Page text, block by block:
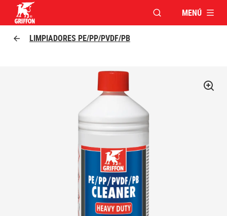
ABRIR VENTANA
MENÚ
LIMPIADORES PE/PP/PVDF/PB